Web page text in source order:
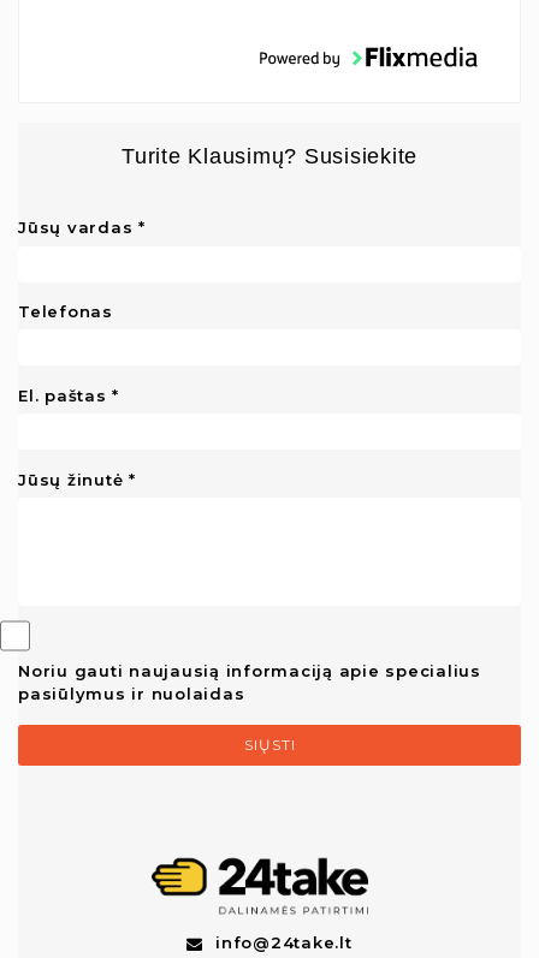
Turite Klausimų? Susisiekite
Jūsų vardas
Telefonas
El. paštas
Jūsų žinutė
Noriu gauti naujausią informaciją apie specialius
pasiūlymus ir nuolaidas
SIŲSTI
info@24take.lt